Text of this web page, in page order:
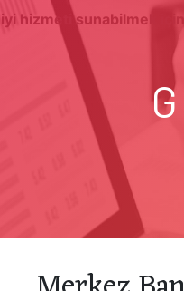
hizmeti sunabilmek